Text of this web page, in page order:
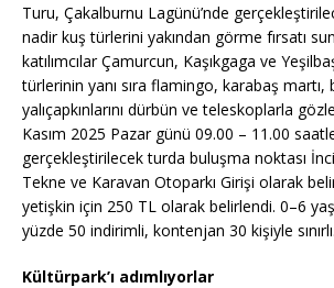
Turu, Çakalburnu Lagünü’nde
nadir kuş türlerini yakından görme fırsatı
katılımcılar Çamurcun, Kaşıkgaga ve
türlerinin yanı sıra flamingo, karabaş martı,
yalıçapkınlarını dürbün ve teleskoplarla
Kasım 2025 Pazar günü 09.00 – 11.00
gerçekleştirilecek turda buluşma noktası
Tekne ve Karavan Otoparkı Girişi olarak
yetişkin için 250 TL olarak belirlendi. 0–6
yüzde 50 indirimli, kontenjan 30 kişiyle sınırlı.
Kültürpark’ı adımlıyorlar